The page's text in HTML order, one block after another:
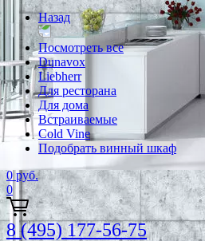
Назад
Посмотреть все
Dunavox
Liebherr
Для ресторана
Для дома
Встраиваемые
Cold Vine
Подобрать винный шкаф
0 руб.
0
8 (495) 177-56-75